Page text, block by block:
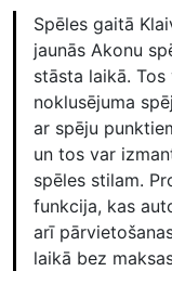
Spēles gaitā
jaunās Akonu
stāsta laikā.
noklusējuma
ar spēju
un tos var
spēles stilam.
funkcija, kas
arī
laikā bez